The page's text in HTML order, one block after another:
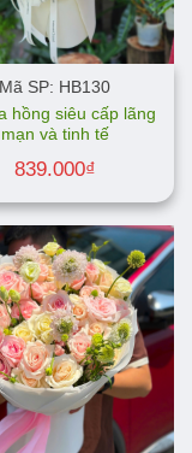
Mã SP: HB130
hồng siêu cấp lãng
mạn và tinh tế
839.000₫